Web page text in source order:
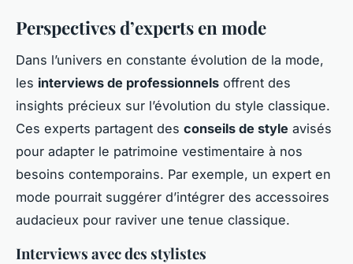
Perspectives d’experts en mode
Dans l’univers en constante évolution de la mode,
les interviews de professionnels offrent des
insights précieux sur l’évolution du style classique.
Ces experts partagent des conseils de style avisés
pour adapter le patrimoine vestimentaire à nos
besoins contemporains. Par exemple, un expert en
mode pourrait suggérer d’intégrer des accessoires
audacieux pour raviver une tenue classique.
Interviews avec des stylistes